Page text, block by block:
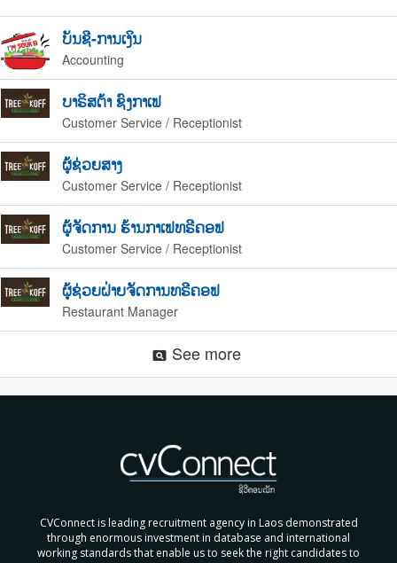
ບັນຊີ-ການເງິນ
Accounting
ບາຣິສຕ້າ ຊົງກາເຟ
Customer Service / Receptionist
ຜູ້ຊ່ວຍສາງ
Customer Service / Receptionist
ຜູ້ຈັດການ ຮ້ານກາເຟທຣີຄອຟ
Customer Service / Receptionist
ຜູ້ຊ່ວຍຝ່າຍຈັດການທຣີຄອຟ
Restaurant Manager
pageview See more
CVConnect is leading recruitment agency in Laos demonstrated
through enormous investment in database and international
working standards that enable us to seek the right candidates to